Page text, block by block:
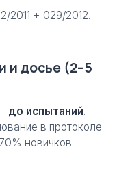
2011 + 029/2012.
и досье (2–5
до испытаний.
в протоколе
новичков